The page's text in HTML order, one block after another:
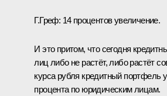
Г.Греф: 14 процентов увеличение.
И это притом, что сегодня
лиц либо не растёт, либо растёт
курса рубля кредитный портфель
процента по юридическим лицам.